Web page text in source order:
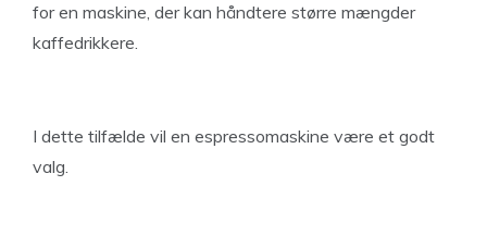
for en maskine, der kan håndtere større mængder
kaffedrikkere.
I dette tilfælde vil en espressomaskine være et godt
valg.